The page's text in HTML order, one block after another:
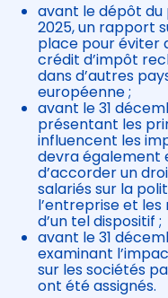
avant le dépôt du
2025, un rapport
place pour éviter
crédit d’impôt
dans d’autres
européenne ;
avant le 31
présentant les
influencent les
devra également
d’accorder un
salariés sur la
l’entreprise et
d’un tel dispositif ;
avant le 31
examinant
sur les sociétés
ont été assignés.